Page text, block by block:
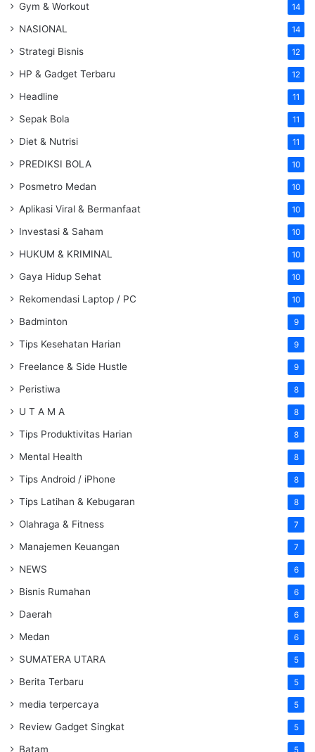
Gym & Workout 14
NASIONAL 14
Strategi Bisnis 12
HP & Gadget Terbaru 12
Headline 11
Sepak Bola 11
Diet & Nutrisi 11
PREDIKSI BOLA 10
Posmetro Medan 10
Aplikasi Viral & Bermanfaat 10
Investasi & Saham 10
HUKUM & KRIMINAL 10
Gaya Hidup Sehat 10
Rekomendasi Laptop / PC 10
Badminton 9
Tips Kesehatan Harian 9
Freelance & Side Hustle 9
Peristiwa 8
U T A M A 8
Tips Produktivitas Harian 8
Mental Health 8
Tips Android / iPhone 8
Tips Latihan & Kebugaran 8
Olahraga & Fitness 7
Manajemen Keuangan 7
NEWS 6
Bisnis Rumahan 6
Daerah 6
Medan 6
SUMATERA UTARA 5
Berita Terbaru 5
media terpercaya 5
Review Gadget Singkat 5
Batam 5